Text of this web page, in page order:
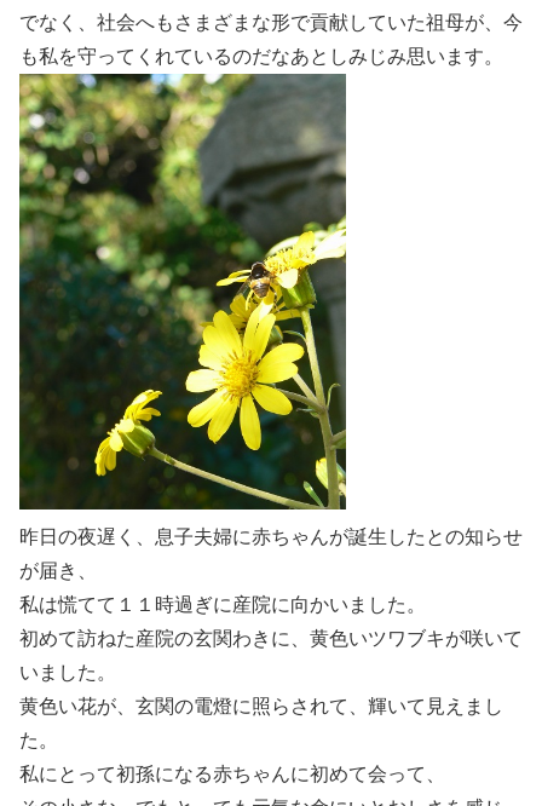
でなく、社会へもさまざまな形で貢献していた祖母が、今
も私を守ってくれているのだなあとしみじみ思います。
昨日の夜遅く、息子夫婦に赤ちゃんが誕生したとの知らせ
が届き、
私は慌てて１１時過ぎに産院に向かいました。
初めて訪ねた産院の玄関わきに、黄色いツワブキが咲いて
いました。
黄色い花が、玄関の電燈に照らされて、輝いて見えまし
た。
私にとって初孫になる赤ちゃんに初めて会って、